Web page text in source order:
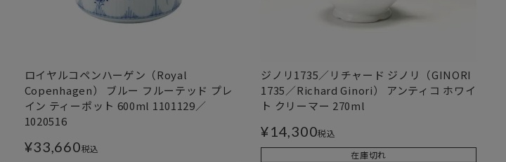
ロイヤルコペンハーゲン（Royal
Copenhagen） ブルー フルーテッド プレ
イン ティーポット 600ml 1101129／
1020516
¥33,660税込
ジノリ1735／リチャード ジノリ（GINORI
1735／Richard Ginori） アンティコ ホワイ
ト クリーマー 270ml
¥14,300税込
在庫切れ